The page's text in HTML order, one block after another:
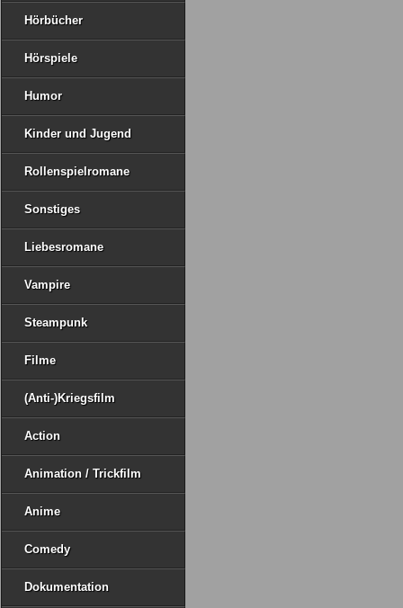
Hörbücher
Hörspiele
Humor
Kinder und Jugend
Rollenspielromane
Sonstiges
Liebesromane
Vampire
Steampunk
Filme
(Anti-)Kriegsfilm
Action
Animation / Trickfilm
Anime
Comedy
Dokumentation